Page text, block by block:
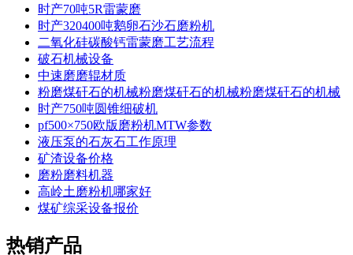
时产70吨5R雷蒙磨
时产320400吨鹅卵石沙石磨粉机
二氧化硅碳酸钙雷蒙磨工艺流程
破石机械设备
中速磨磨辊材质
粉磨煤矸石的机械粉磨煤矸石的机械粉磨煤矸石的机械
时产750吨圆锥细破机
pf500×750欧版磨粉机MTW参数
液压泵的石灰石工作原理
矿渣设备价格
磨粉磨料机器
高岭土磨粉机哪家好
煤矿综采设备报价
热销产品